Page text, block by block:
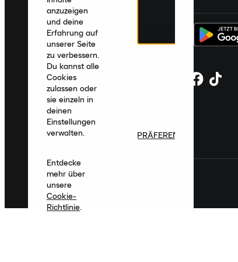
anzuzeigen
und deine
Erfahrung auf
unserer Seite
zu verbessern.
Du kannst alle
Cookies
zulassen oder
sie einzeln in
deinen
Einstellungen
verwalten.
Entdecke
mehr über
unsere
Cookie-
Richtlinie.
PRÄFERENZEN